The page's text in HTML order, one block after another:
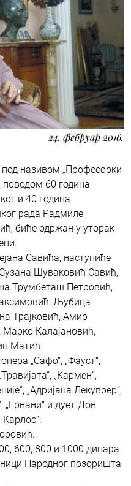
24. фебруар 2016.
под називом „Професорки
поводом 60 година
и 40 година
рада Радмиле
биће одржан у уторак
Савића, наступиће
Шуваковић Савић,
Трумбеташ Петровић,
Љубица
Трајковић, Амир
Марко Калајановић,
Матић.
„Сафо“, „Фауст“,
„Кармен“,
„Адријана Лекуврер“,
„Ернани“ и дует Дон
600, 800 и 1000 динара
Народног позоришта